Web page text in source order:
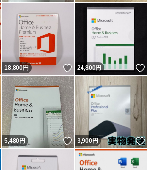
いいね！
18,800円 いいね！
24,800円
いいね！
5,480円 いいね！
3,900円